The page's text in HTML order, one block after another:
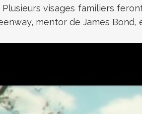
Plusieurs visages familiers
mentor de James